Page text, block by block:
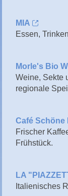
MIA
Essen,
Morle'sBio
Weine, Sekte
regionale
Café Schöne
Frischer
Frühstück.
LA
Italienisches